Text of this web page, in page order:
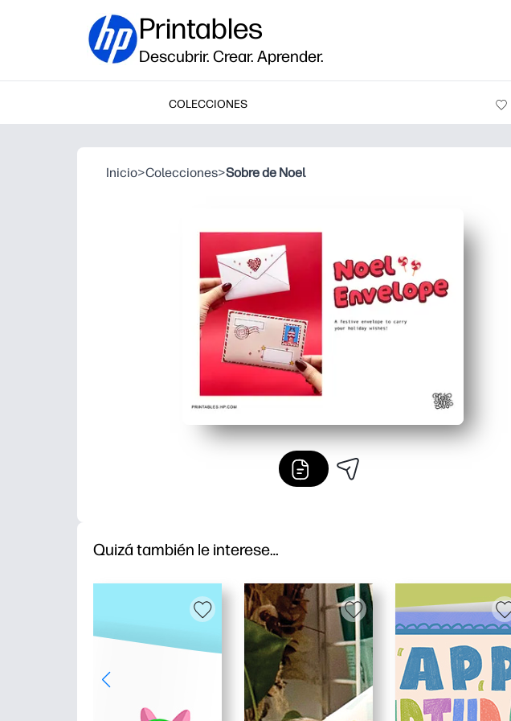
Printables
Descubrir. Crear. Aprender.
COLECCIONES
Inicio>Colecciones>Sobre de Noel
Quizá también le interese…